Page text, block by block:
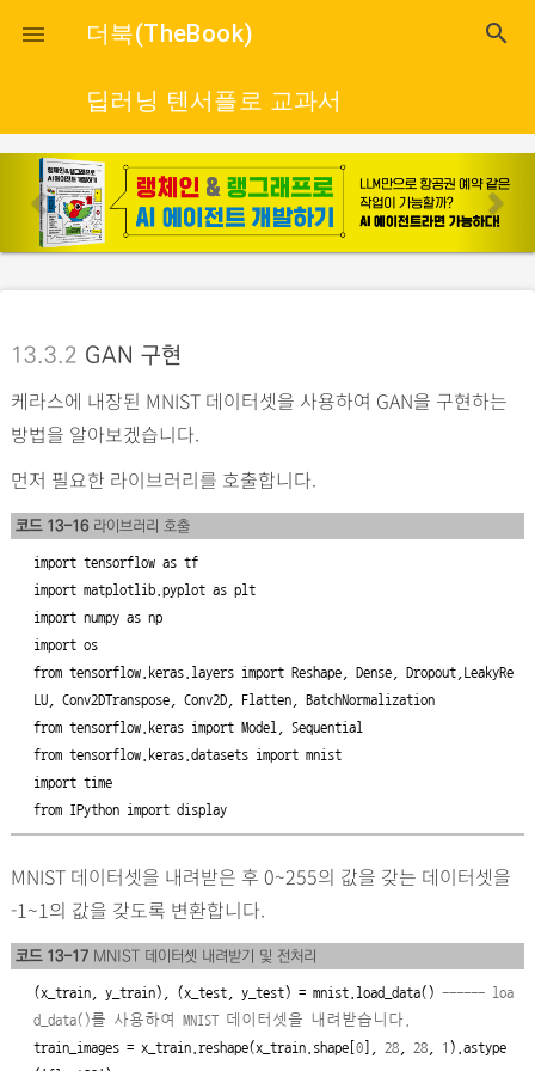
close
 더북(TheBook) search
딥러닝 텐서플로 교과서
p
r
e
u
s
e
x
13.3.2 GAN 구현
케라스에 내장된 MNIST 데이터셋을 사용하여 GAN을 구현하는
방법을 알아보겠습니다.
먼저 필요한 라이브러리를 호출합니다.
코드 13-16라이브러리 호출
import tensorflow as
import matplotlib.pyplot as
import numpy as
import
from tensorflow.keras.layers import Reshape, Dense, Dropout,LeakyRe
from tensorflow.keras import
from tensorflow.keras.datasets import
import
from IPython import display
MNIST 데이터셋을 내려받은 후 0~255의 값을 갖는 데이터셋을
-1~1의 값을 갖도록 변환합니다.
코드 13-17MNIST 데이터셋 내려받기 및 전처리
(x_train, y_train), (x_test, y_test) = mnist.load_data() ------ loa
d_data()를 사용하여 MNIST 데이터셋을 내려받습니다.
train_images = x_train.reshape(x_train.shape[0 28 28 1 ).astype